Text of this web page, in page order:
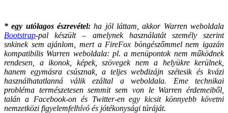
* egy utólagos észrevétel: ha jól láttam, akkor Warren weboldala
Bootstrap-pal készült – amelynek használatát személy szerint
snkinek sem ajánlom, mert a FireFox böngészőmmel nem igazán
kompatibilis Warren weboldala: pl. a menüpontok nem működnek
rendesen, a ikonok, képek, szövegek nem a helyükre kerülnek,
hanem egymásra csúsznak, a teljes webdizájn szétesik és kvázi
használhatatlanná válik ezáltal a weboldala. Eme technikai
probléma természetesen semmit sem von le Warren érdemeiből,
talán a Facebook-on és Twitter-en egy kicsit könnyebb követni
nemzetközi figyelemfelhívó és jótékonysági túráját.